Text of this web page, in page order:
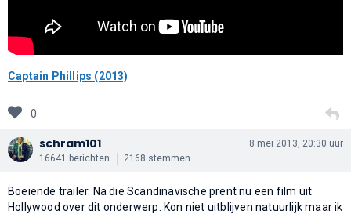
Captain Phillips (2013)
0
schram101
16641 berichten 2168 stemmen
8 mei 2013, 20:30 uur
Boeiende trailer. Na die Scandinavische prent nu een film uit
Hollywood over dit onderwerp. Kon niet uitblijven natuurlijk maar ik